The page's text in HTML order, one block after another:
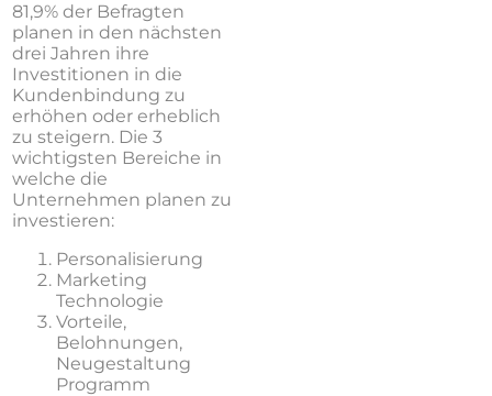
81,9% der Befragten
planen in den nächsten
drei Jahren ihre
Investitionen in die
Kundenbindung zu
erhöhen oder erheblich
zu steigern. Die 3
wichtigsten Bereiche in
welche die
Unternehmen planen zu
investieren:
Personalisierung
Marketing
Technologie
Vorteile,
Belohnungen,
Neugestaltung
Programm